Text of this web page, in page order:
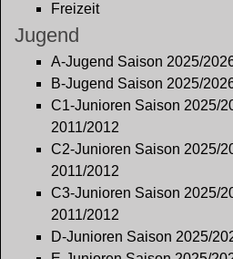
Freizeit
Jugend
A-Jugend Saison 2025/
B-Jugend Saison 2025/
C1-Junioren Saison 2025/
2011/2012
C2-Junioren Saison 2025/
2011/2012
C3-Junioren Saison 2025/
2011/2012
D-Junioren Saison 2025/